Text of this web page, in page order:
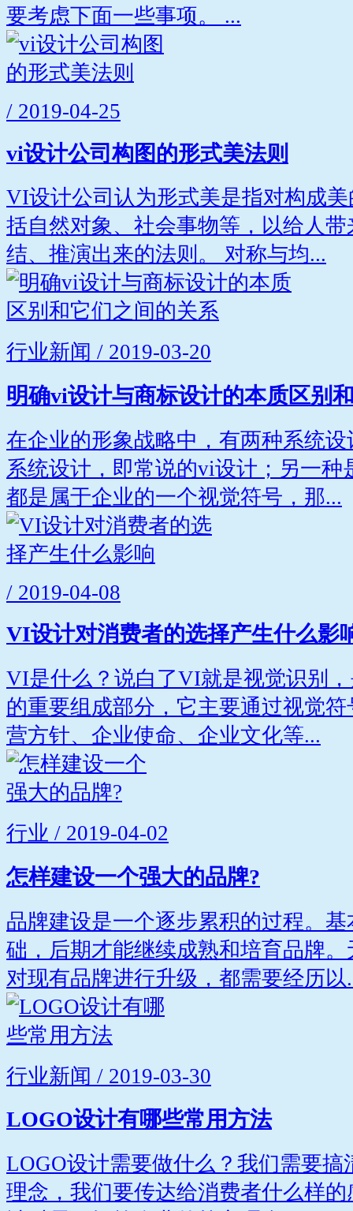
要考虑下面一些事项。 ...
/ 2019-04-25
vi设计公司构图的形式美法则
VI设计公司认为形式美是指对构成
括自然对象、社会事物等，以给人
结、推演出来的法则。 对称与均...
行业新闻 / 2019-03-20
明确vi设计与商标设计的本质区别
在企业的形象战略中，有两种系统
系统设计，即常说的vi设计；另一种
都是属于企业的一个视觉符号，那...
/ 2019-04-08
VI设计对消费者的选择产生什么影
VI是什么？说白了VI就是视觉识别
的重要组成部分，它主要通过视觉
营方针、企业使命、企业文化等...
行业 / 2019-04-02
怎样建设一个强大的品牌?
品牌建设是一个逐步累积的过程。
础，后期才能继续成熟和培育品牌
对现有品牌进行升级，都需要经历以
行业新闻 / 2019-03-30
LOGO设计有哪些常用方法
LOGO设计需要做什么？我们需要
理念，我们要传达给消费者什么样